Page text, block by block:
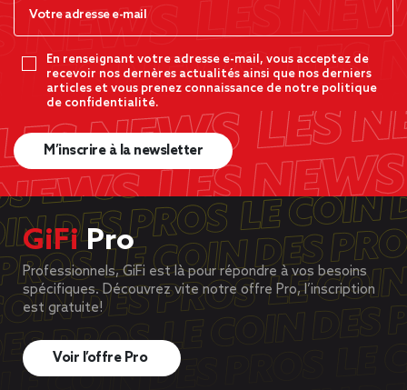
En renseignant votre adresse e-mail, vous acceptez de
recevoir nos dernères actualités ainsi que nos derniers
articles et vous prenez connaissance de notre politique
de confidentialité.
M’inscrire à la newsletter
GiFiPro
Professionnels, GiFi est là pour répondre à vos besoins
spécifiques. Découvrez vite notre offre Pro, l’inscription
est gratuite!
Voir l’offre Pro